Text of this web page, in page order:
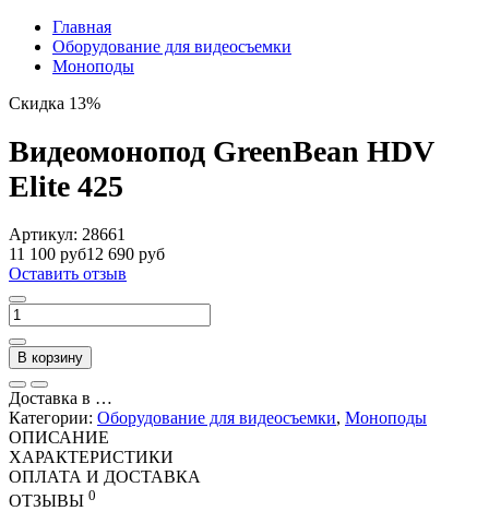
Главная
Оборудование для видеосъемки
Моноподы
Скидка 13%
Видеомонопод GreenBean HDV
Elite 425
Артикул: 28661
11 100 руб12 690 руб
Оставить отзыв
В корзину
Доставка в …
Категории: Оборудование для видеосъемки, Моноподы
ОПИСАНИЕ
ХАРАКТЕРИСТИКИ
ОПЛАТА И ДОСТАВКА
ОТЗЫВЫ 0